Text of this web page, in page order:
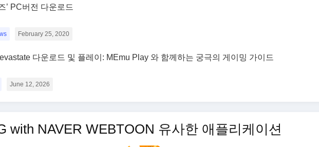
’ PC버전 다운로드
February 25, 2020
다운로드 및 플레이: MEmu Play 와 함께하는 궁극의 게이밍 가이드
June 12, 2026
with NAVER WEBTOON 유사한 애플리케이션